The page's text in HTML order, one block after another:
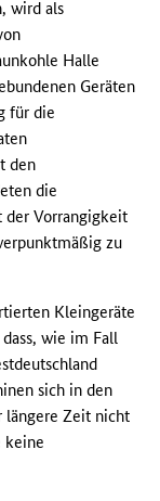
wird als
Halle
Geräten
für die
den
die
der Vorrangigkeit
zu
Kleingeräte
wie im Fall
sich in den
längere Zeit nicht
keine